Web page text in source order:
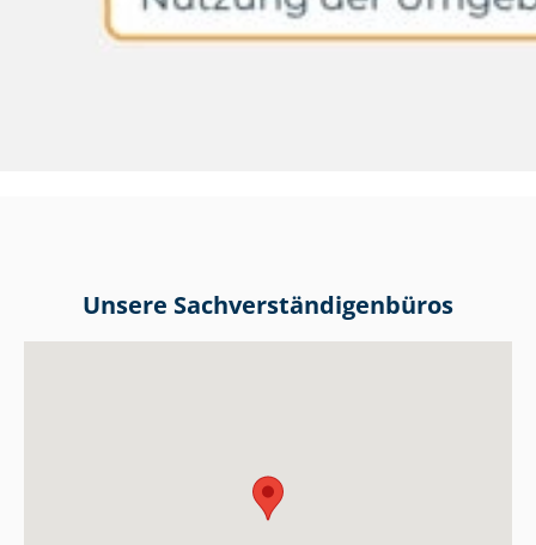
Unsere Sach­ver­stän­di­gen­bü­ros